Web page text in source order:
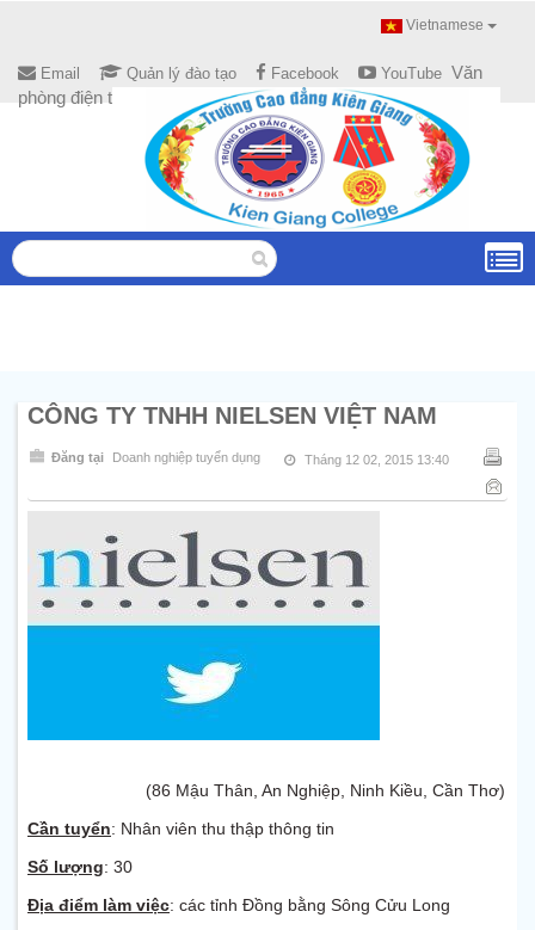
Vietnamese
Email Quản lý đào tạo Facebook YouTube Văn
phòng điện tử
CÔNG TY TNHH NIELSEN VIỆT NAM
Đăng tại Doanh nghiệp tuyển dụng Tháng 12 02, 2015 13:40
(86 Mậu Thân, An Nghiệp, Ninh Kiều, Cần Thơ)
Cần tuyển: Nhân viên thu thập thông tin
Số lượng: 30
Địa điểm làm việc: các tỉnh Đồng bằng Sông Cửu Long